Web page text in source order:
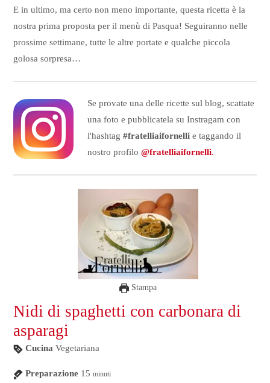
E in ultimo, ma certo non meno importante, questa ricetta è la
nostra prima proposta per il menù di Pasqua! Seguiranno nelle
prossime settimane, tutte le altre portate e qualche piccola
golosa sorpresa…
Se provate una delle ricette sul blog, scattate
una foto e pubblicatela su Instragam con
l'hashtag #fratelliaifornellie taggando il
nostro profilo @fratelliaifornelli.
Stampa
Nidi di spaghetti con carbonara di
asparagi
Cucina Vegetariana
Preparazione 15 minuti